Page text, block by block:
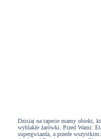
Dzisiaj na tapecie mamy obiekt,
wyblakłe żarówki. Przed Wami:
supergwiazda, a przede